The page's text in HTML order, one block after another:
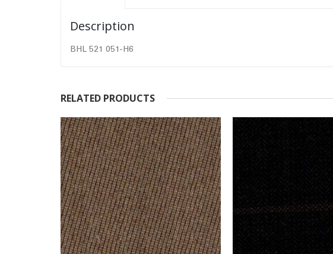
Description
BHL 521 051-H6
RELATED PRODUCTS